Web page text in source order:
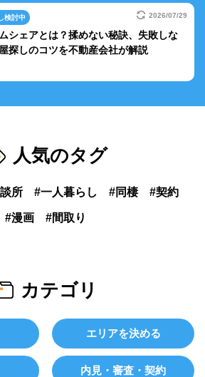
検討中 2026/07/29
シェアとは？揉めない秘訣、失敗しな
探しのコツを不動産会社が解説
人気のタグ
所 一人暮らし 同棲 契約
漫画 間取り
カテゴリ
エリアを決める
内見・審査・契約